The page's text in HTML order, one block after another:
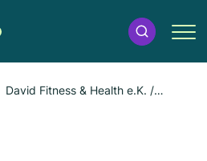
David Fitness & Health e.K. /